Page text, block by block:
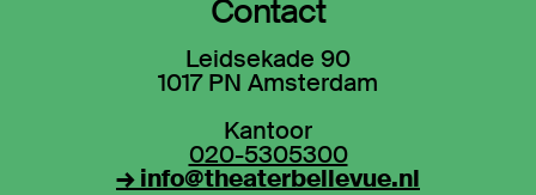
Contact
Leidsekade 90
1017 PN Amsterdam
Kantoor
020-5305300
→ info@theaterbellevue.nl